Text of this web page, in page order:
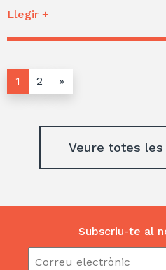
Llegir +
1 2 »
Veure totes
Subscriu-te al